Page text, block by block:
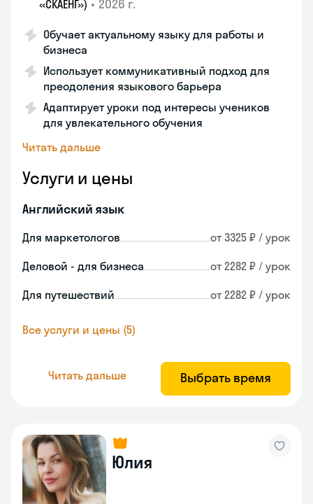
«СКАЕНГ») • 2026 г.
Обучает актуальному языку для работы и
бизнеса
Использует коммуникативный подход для
преодоления языкового барьера
Адаптирует уроки под интересы учеников
для увлекательного обучения
Читать дальше
Услуги и цены
Английский язык
Для маркетологов от 3325 ₽ / урок
Деловой - для бизнеса от 2282 ₽ / урок
Для путешествий от 2282 ₽ / урок
Все услуги и цены (5)
Читать дальше Выбрать время
Юлия